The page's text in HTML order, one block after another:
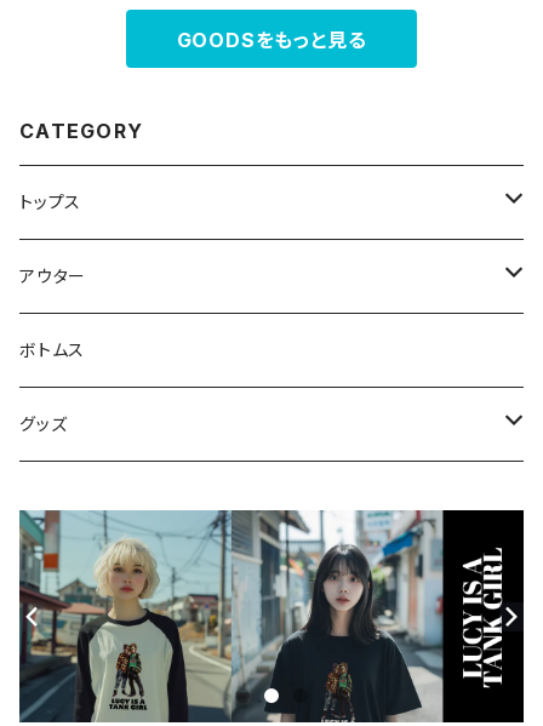
GOODSをもっと見る
CATEGORY
トップス
スウェット・パーカー
Tシャツ
シャツ
アウター
ジャケット・ブルゾン
ボトムス
グッズ
モバイルケース
Androidケース
iPhoneケース
スマホリング
ステッカー